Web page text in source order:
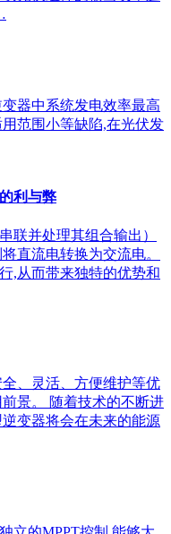
器中系统发电效率最高
范围小等缺陷,在光伏发
利与弊
联并处理其组合输出）
直流电转换为交流电。
,从而带来独特的优势和
、灵活、方便维护等优
景。 随着技术的不断进
变器将会在未来的能源